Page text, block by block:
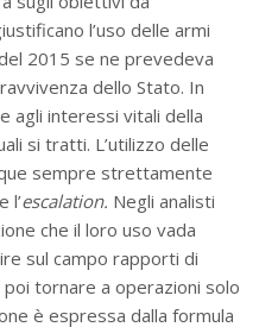
l’uso delle armi
2015 se ne prevedeva
dello Stato. In
agli interessi vitali della
si tratti. L’utilizzo delle
sempre strettamente
l’escalation. Negli analisti
che il loro uso vada
sul campo rapporti di
tornare a operazioni solo
è espressa dalla formula